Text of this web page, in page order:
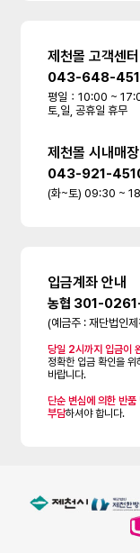
제천몰 고객센터
043-648-
평일：10:00 ~
토,일, 공휴일 휴무
제천몰 시내매장
043-921-
(화~토) 09:30 ~
입금계좌 안내
농협 301-
(예금주 : 재단법인
당일 2시까지 입금이
정확한 입금 확인을
바랍니다.
단순 변심에 의한 반
부담하셔야 합니다.